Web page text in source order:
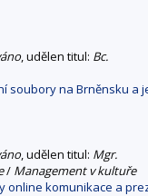
, udělen titul: Bc.
soubory na Brněnsku a
, udělen titul: Mgr.
/ Management v kultuře
online komunikace a